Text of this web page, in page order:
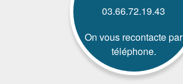
03.66.72.19.43
On vous recontacte par
téléphone.